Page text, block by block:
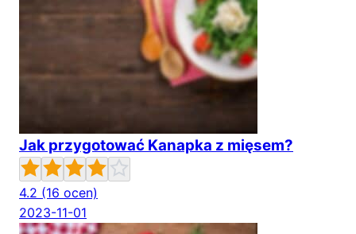
Jak przygotować Kanapka z mięsem?
4.2 (16 ocen)
2023-11-01